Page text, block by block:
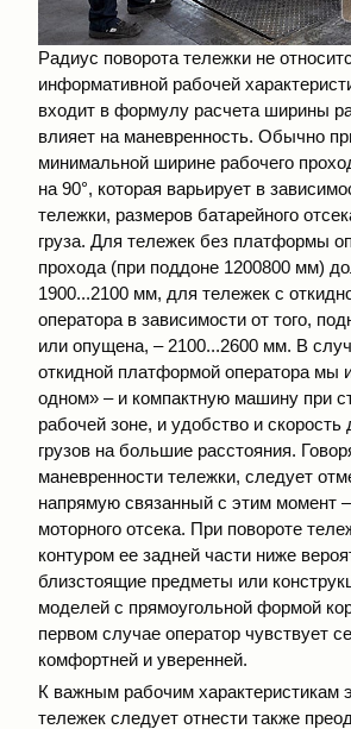
Радиус поворота тележки не
информативной рабочей
входит в формулу расчета ширины
влияет на маневренность. Обычно
минимальной ширине рабочего
на 90°, которая варьирует в
тележки, размеров батарейного
груза. Для тележек без платформы
прохода (при поддоне 1200800 мм)
1900...2100 мм, для тележек с
оператора в зависимости от того,
или опущена, – 2100...2600 мм. В
откидной платформой оператора мы
одном» – и компактную машину при
рабочей зоне, и удобство и скорость
грузов на большие расстояния.
маневренности тележки, следует
напрямую связанный с этим момент
моторного отсека. При повороте
контуром ее задней части ниже
близстоящие предметы или
моделей с прямоугольной формой
первом случае оператор чувствует
комфортней и уверенней.
К важным рабочим характеристикам
тележек следует отнести также